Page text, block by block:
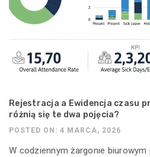
Rejestracja a Ewidencja czasu
różnią się te dwa pojęcia?
POSTED ON: 4 MARCA, 2026
W codziennym żargonie